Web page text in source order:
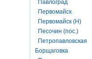
Павлоград
Первомайск
Первомайск (Н)
Песочин (пос.)
Петропавловская
Борщаговка